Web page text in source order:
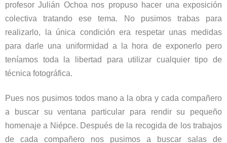
profesor Julián Ochoa nos propuso hacer una exposición
colectiva tratando ese tema. No pusimos trabas para
realizarlo, la única condición era respetar unas medidas
para darle una uniformidad a la hora de exponerlo pero
teníamos toda la libertad para utilizar cualquier tipo de
técnica fotográfica.
Pues nos pusimos todos mano a la obra y cada compañero
a buscar su ventana particular para rendir su pequeño
homenaje a Niépce. Después de la recogida de los trabajos
de cada compañero nos pusimos a buscar salas de